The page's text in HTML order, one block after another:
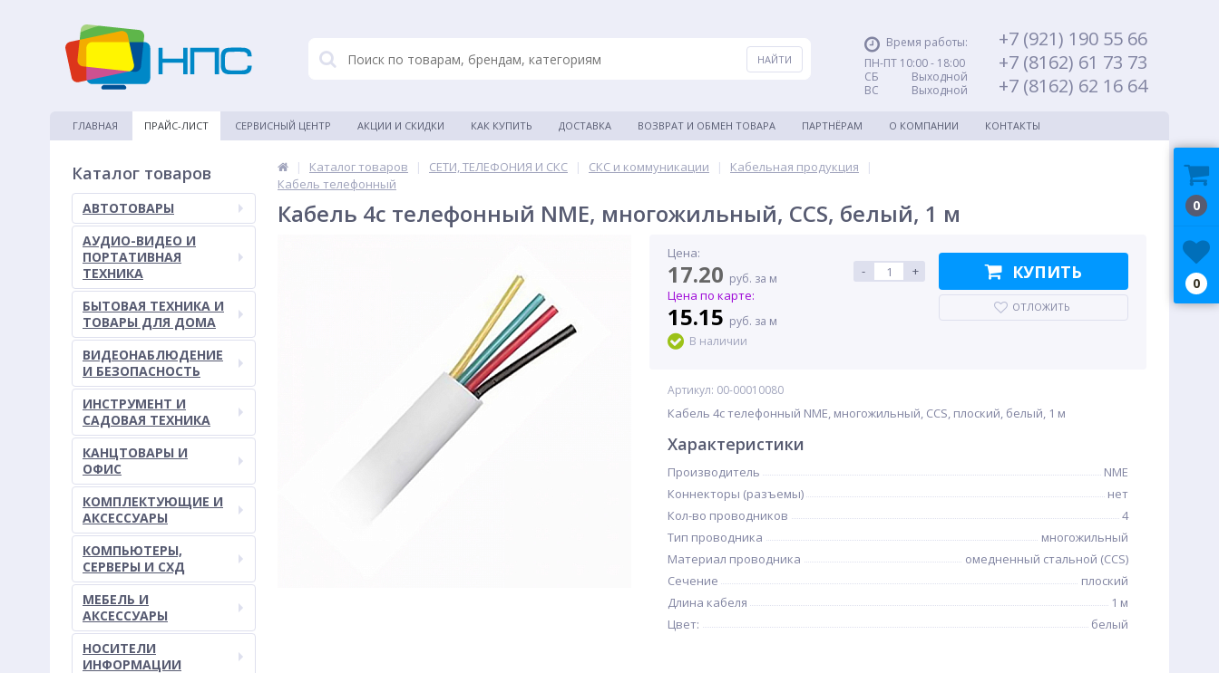
Время работы:
ПН-ПТ 10:00 - 18:00
СБ Выходной
ВС Выходной
+7 (921) 190 55 66
+7 (8162) 61 73 73
+7 (8162) 62 16 64
ГЛАВНАЯ ПРАЙС-ЛИСТ СЕРВИСНЫЙ ЦЕНТР АКЦИИ И СКИДКИ КАК КУПИТЬ ДОСТАВКА ВОЗВРАТ И ОБМЕН ТОВАРА ПАРТНЁРАМ О КОМПАНИИ КОНТАКТЫ
Каталог товаров
АВТОТОВАРЫ
АУДИО-ВИДЕО И
ПОРТАТИВНАЯ
ТЕХНИКА
БЫТОВАЯ ТЕХНИКА И
ТОВАРЫ ДЛЯ ДОМА
ВИДЕОНАБЛЮДЕНИЕ
И БЕЗОПАСНОСТЬ
ИНСТРУМЕНТ И
САДОВАЯ ТЕХНИКА
КАНЦТОВАРЫ И
ОФИС
КОМПЛЕКТУЮЩИЕ И
АКСЕССУАРЫ
КОМПЬЮТЕРЫ,
СЕРВЕРЫ И СХД
МЕБЕЛЬ И
АКСЕССУАРЫ
НОСИТЕЛИ
ИНФОРМАЦИИ
| Каталог товаров | СЕТИ, ТЕЛЕФОНИЯ И СКС | СКС и коммуникации | Кабельная продукция
|
Кабель телефонный
Кабель 4c телефонный NME, многожильный, CCS, белый, 1 м
Цена:
17.20 руб. за м
Цена по карте:
15.15 руб. за м
В наличии
- + КУПИТЬ
ОТЛОЖИТЬ
Артикул: 00-00010080
Кабель 4c телефонный NME, многожильный, CCS, плоский, белый, 1 м
Характеристики
Производитель
NME
Коннекторы (разъемы)
нет
Кол-во проводников
4
Тип проводника
многожильный
Материал проводника
омедненный стальной (CCS)
Сечение
плоский
Длина кабеля
1 м
Цвет:
белый
0
0